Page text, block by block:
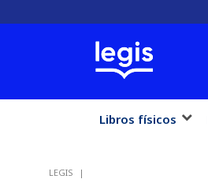
Libros físicos
LEGIS